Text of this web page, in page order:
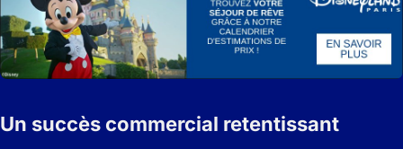
Un succès commercial retentissant